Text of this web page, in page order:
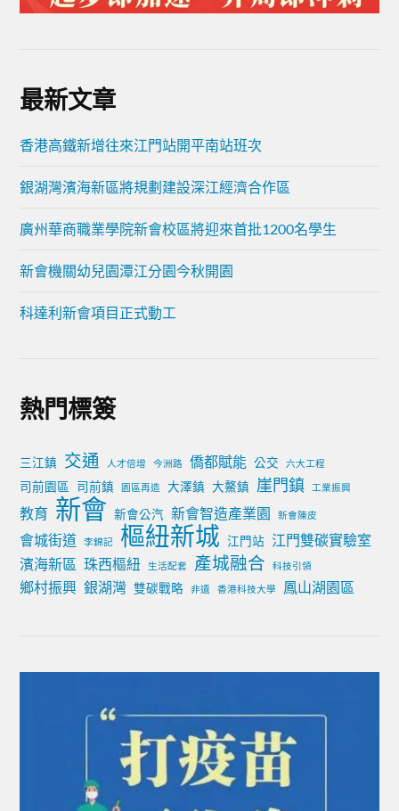
最新文章
香港高鐵新增往來江門站開平南站班次
銀湖灣濱海新區將規劃建設深江經濟合作區
廣州華商職業學院新會校區將迎來首批1200名學生
新會機關幼兒園潭江分園今秋開園
科達利新會項目正式動工
熱門標簽
三江鎮 交通 人才倍增 今洲路 僑都賦能 公交 六大工程
司前園區 司前鎮 園區再造 大澤鎮 大鰲鎮 崖門鎮 工業振興
教育 新會 新會公汽 新會智造產業園 新會陳皮
會城街道 李錦記 樞紐新城 江門站
江門雙碳實驗室
濱海新區 珠西樞紐 生活配套 產城融合 科技引領
鄉村振興 銀湖灣 雙碳戰略 非遺 香港科技大學 鳳山湖園區